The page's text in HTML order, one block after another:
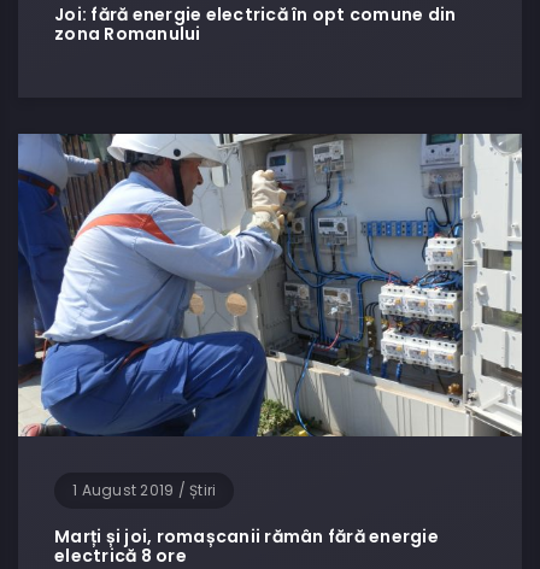
Joi: fără energie electrică în opt comune din
zona Romanului
1 August 2019 / Știri
Marți și joi, romașcanii rămân fără energie
electrică 8 ore